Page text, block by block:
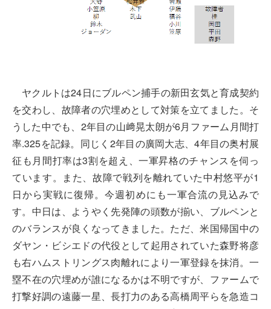
ヤクルトは24日にブルペン捕手の新田玄気と育成契約
を交わし、故障者の穴埋めとして対策を立てました。そ
うした中でも、2年目の山﨑晃太朗が6月ファーム月間打
率.325を記録。同じく2年目の廣岡大志、4年目の奥村展
征も月間打率は3割を超え、一軍昇格のチャンスを伺っ
ています。また、故障で戦列を離れていた中村悠平が1
日から実戦に復帰。今週初めにも一軍合流の見込みで
す。中日は、ようやく先発陣の頭数が揃い、ブルペンと
のバランスが良くなってきました。ただ、米国帰国中の
ダヤン・ビシエドの代役として起用されていた森野将彦
も右ハムストリングス肉離れにより一軍登録を抹消。一
塁不在の穴埋めが誰になるかは不明ですが、ファームで
打撃好調の遠藤一星、長打力のある高橋周平らを急造コ